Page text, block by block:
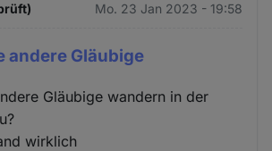
Mo. 23 Jan 2023 - 19:58
andere Gläubige
Gläubige wandern in der
wirklich